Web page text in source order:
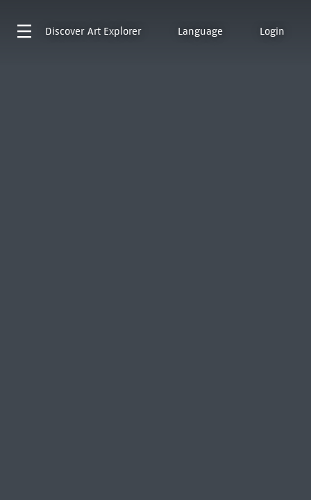
Discover Art Explorer Language Login